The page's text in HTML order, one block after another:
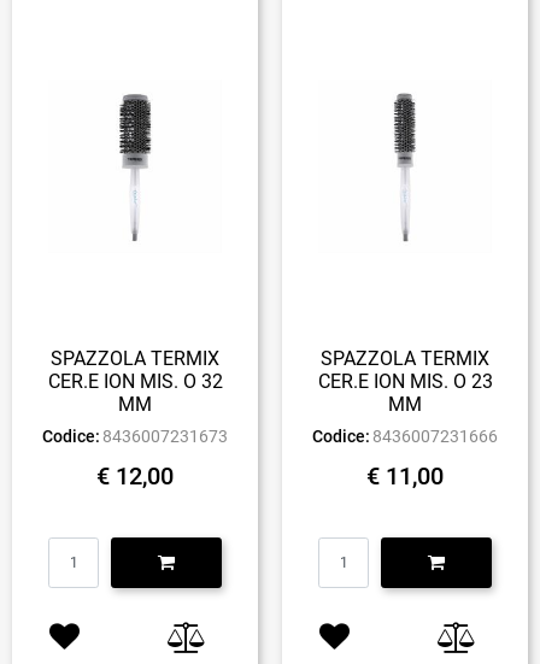
SPAZZOLA TERMIX
CER.E ION MIS. O 32
MM
Codice: 8436007231673
€ 12,00
Quantità
SPAZZOLA TERMIX
CER.E ION MIS. O 23
MM
Codice: 8436007231666
€ 11,00
Quantità